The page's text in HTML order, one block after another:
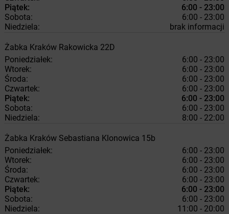
Piątek:
6:00 - 23:00
Sobota:
6:00 - 23:00
Niedziela:
brak informacji
Żabka Kraków Rakowicka 22D
Poniedziałek:
6:00 - 23:00
Wtorek:
6:00 - 23:00
Środa:
6:00 - 23:00
Czwartek:
6:00 - 23:00
Piątek:
6:00 - 23:00
Sobota:
6:00 - 23:00
Niedziela:
8:00 - 22:00
Żabka Kraków Sebastiana Klonowica 15b
Poniedziałek:
6:00 - 23:00
Wtorek:
6:00 - 23:00
Środa:
6:00 - 23:00
Czwartek:
6:00 - 23:00
Piątek:
6:00 - 23:00
Sobota:
6:00 - 23:00
Niedziela:
11:00 - 20:00